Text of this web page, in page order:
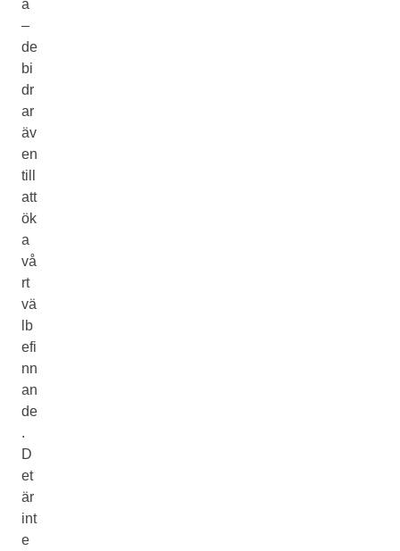
a
–
de
bi
dr
ar
äv
en
till
att
ök
a
vå
rt
vä
lb
efi
nn
an
de
.
D
et
är
int
e